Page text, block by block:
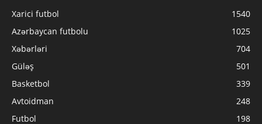
Xarici futbol
1540
Azərbaycan futbolu
1025
Xəbərləri
704
Güləş
501
Basketbol
339
Avtoidman
248
Futbol
198